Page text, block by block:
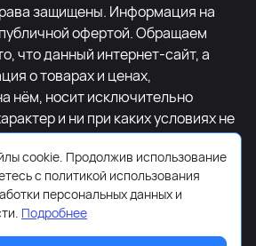
защищены. Информация на
офертой. Обращаем
что данный интернет-сайт, а
о товарах и ценах,
нём, носит исключительно
и ни при каких условиях не
офертой, определяемой
437 Гражданского кодекса
Для получения подробной
и стоимости указанных
пожалуйста, обращайтесь к
cookie. Продолжив использование
с политикой использования
персональных данных и
Подробнее